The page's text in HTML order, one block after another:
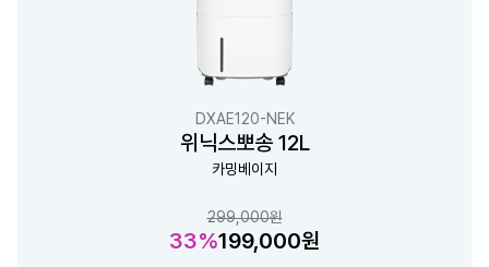
DXAE120-NEK
위닉스뽀송 12L
카밍베이지
299,000원
33%199,000원